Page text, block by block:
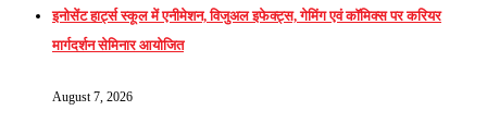
इनोसेंट हार्ट्स स्कूल में एनीमेशन, विजुअल इफेक्ट्स, गेमिंग एवं कॉमिक्स पर करियर
मार्गदर्शन सेमिनार आयोजित
August 7, 2026